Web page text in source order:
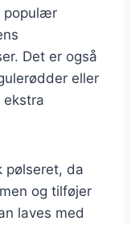
populær
Det er også
eller
pølseret, da
og tilføjer
laves med